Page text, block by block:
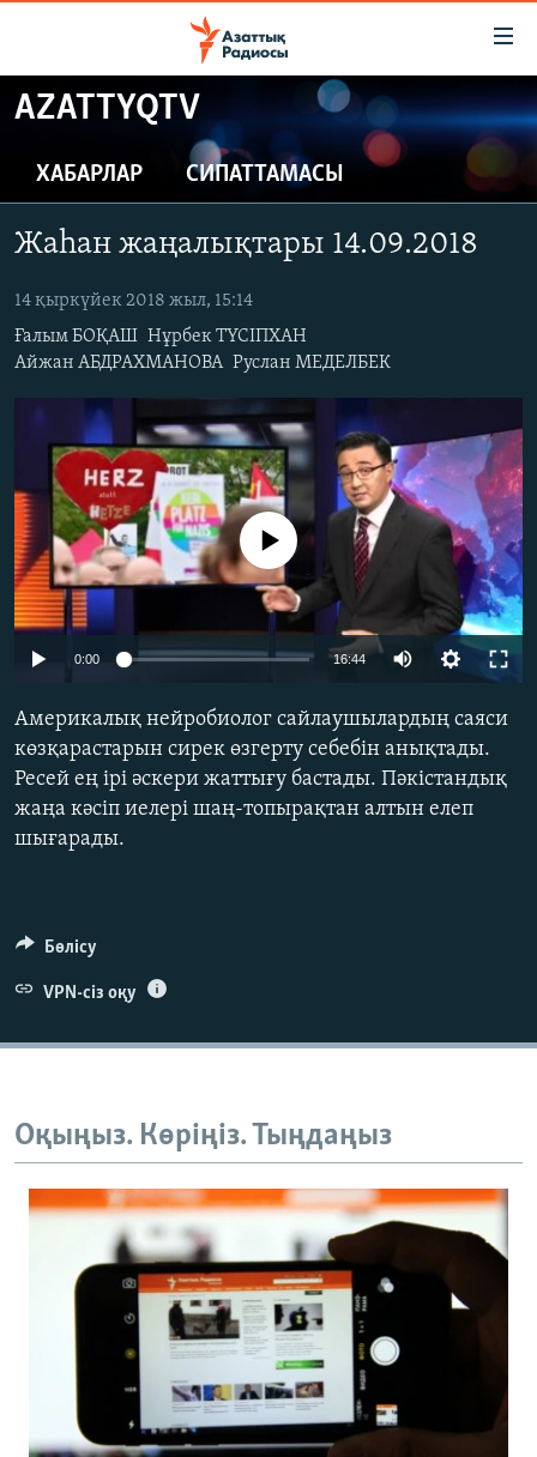
Skip
to
content
to
Navigation
Skip
to
ЖАҢАЛЫҚТАР
САЯСАТ
ҚАҢТАР ОҚИҒАСЫ
АДАМ ҚҰҚЫҚТАРЫ
ӘЛЕУМЕТ
АРНАЙЫ ЖОБАЛАР
Русский
ЖАЗЫЛЫҢЫЗ
Басқа тілдерде
AZATTYQTV
ХАБАРЛАР СИПАТТАМАСЫ
Жаһан жаңалықтары 14.09.2018
14 қыркүйек 2018 жыл, 15:14
Ғалым БОҚАШ Нұрбек ТҮСІПХАН
Айжан АБДРАХМАНОВА Руслан МЕДЕЛБЕК
No media source currently available
0:00 16:44
Америкалық нейробиолог сайлаушылардың саяси
көзқарастарын сирек өзгерту себебін анықтады.
Ресей ең ірі әскери жаттығу бастады. Пәкістандық
жаңа кәсіп иелері шаң-топырақтан алтын елеп
шығарады.
Бөлісу
VPN-сіз оқу
Оқыңыз. Көріңіз. Тыңдаңыз